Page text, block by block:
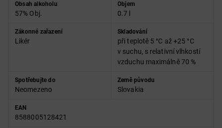
Obsah alkoholu
57% Obj.
Objem
0.7 l
Zákonné zařazení
Likér
Skladování
při teplotě 5 °C až +25 °C
v suchu, s relativní vlhkostí
vzduchu maximálně 70 %
Spotřebujte do
Neomezeno
Země původu
Slovakia
EAN
8588005128421